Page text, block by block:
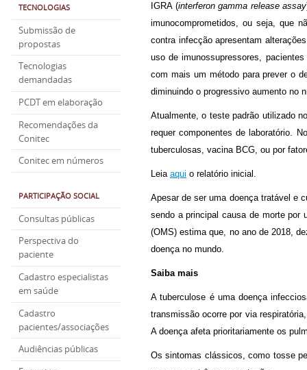
TECNOLOGIAS
Submissão de
propostas
Tecnologias
demandadas
PCDT em elaboração
Recomendações da
Conitec
Conitec em números
PARTICIPAÇÃO SOCIAL
Consultas públicas
Perspectiva do
paciente
Cadastro especialistas
em saúde
Cadastro
pacientes/associações
Audiências públicas
IGRA (interferon gamma release assay
imunocomprometidos, ou seja, que
contra infecção apresentam
uso de imunossupressores,
com mais um método para prever o
diminuindo o progressivo aumento no
Atualmente, o teste padrão utilizado
requer componentes de laboratório.
tuberculosas, vacina BCG, ou por
Leia aqui o relatório inicial.
Apesar de ser uma doença tratável e
sendo a principal causa de morte por
(OMS) estima que, no ano de 2018,
doença no mundo.
Saiba mais
A tuberculose é uma doença
transmissão ocorre por via
A doença afeta prioritariamente os
Os sintomas clássicos, como tosse